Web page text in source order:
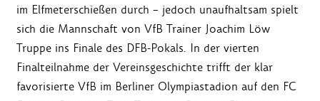
im Elfmeterschießen durch – jedoch unaufhaltsam spielt
sich die Mannschaft von VfB Trainer Joachim Löw
Truppe ins Finale des DFB-Pokals. In der vierten
Finalteilnahme der Vereinsgeschichte trifft der klar
favorisierte VfB im Berliner Olympiastadion auf den FC